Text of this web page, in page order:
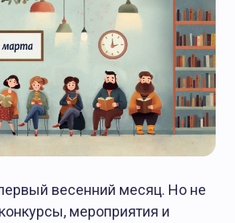
весенний месяц. Но не
мероприятия и